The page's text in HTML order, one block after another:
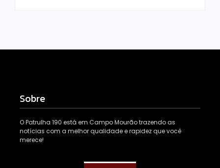
Sobre
O Patrulha 190 está em Campo Mourão trazendo as
notícias com a melhor qualidade e rapidez que você
merece!